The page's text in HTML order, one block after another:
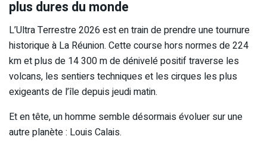
plus dures du monde
L’Ultra Terrestre 2026 est en train de prendre une tournure
historique à La Réunion. Cette course hors normes de 224
km et plus de 14 300 m de dénivelé positif traverse les
volcans, les sentiers techniques et les cirques les plus
exigeants de l’île depuis jeudi matin.
Et en tête, un homme semble désormais évoluer sur une
autre planète : Louis Calais.